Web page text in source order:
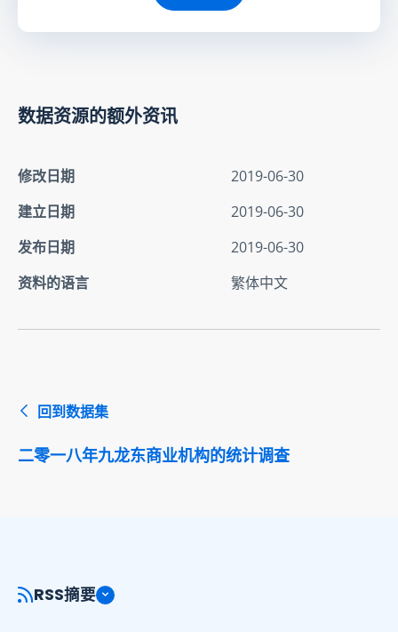
数据资源的额外资讯
修改日期
2019-06-30
建立日期
2019-06-30
发布日期
2019-06-30
资料的语言
繁体中文
回到数据集
二零一八年九龙东商业机构的统计调查
RSS摘要